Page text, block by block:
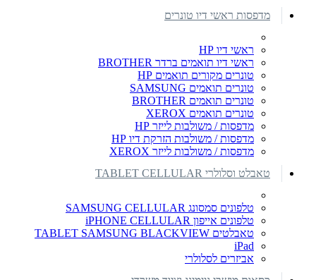
מדפסות ראשי דיו טונרים
ראשי דיו HP
ראשי דיו תואמים ברדר BROTHER
טונרים מקורים תואמים HP
טונרים תואמים SAMSUNG
טונרים תואמים BROTHER
טונרים תואמים XEROX
מדפסות / משולבות לייזר HP
מדפסות / משולבות הזרקת דיו HP
מדפסות / משולבות לייזר XEROX
טאבלט וסלולרי TABLET CELLULAR
טלפונים סמסונג SAMSUNG CELLULAR
טלפונים אייפון iPHONE CELLULAR
טאבלטים TABLET SAMSUNG BLACKVIEW
iPad
אביזרים לסלולרי